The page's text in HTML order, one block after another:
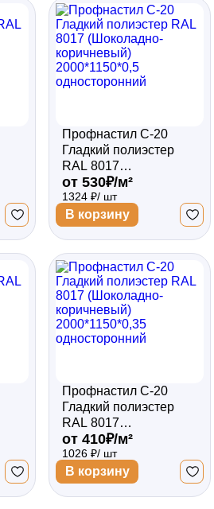
Профнастил С-20
Гладкий полиэстер
RAL 8017
(Шоколадно-
коричневый)
2000*1150*0,5
односторонний
от 530₽/м²
1324 ₽/ шт
В корзину
Профнастил С-20
Гладкий полиэстер
RAL 8017
(Шоколадно-
коричневый)
2000*1150*0,35
односторонний
от 410₽/м²
1026 ₽/ шт
В корзину